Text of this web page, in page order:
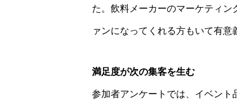
た。飲料メーカーのマーケティ
ァンになってくれる方もいて有意
満足度が次の集客を生む
参加者アンケートでは、イベン